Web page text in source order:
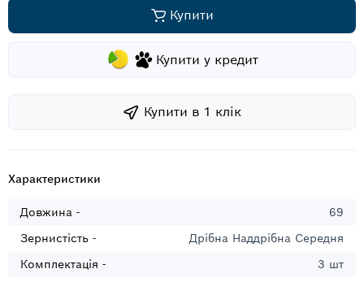
Купити
Купити у кредит
Купити в 1 клiк
Характеристики
Довжина -
69
Зернистість -
Дрібна Наддрібна Середня
Комплектація -
3 шт